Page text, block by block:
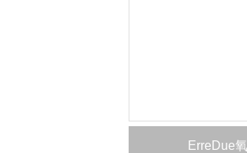
ErreDue